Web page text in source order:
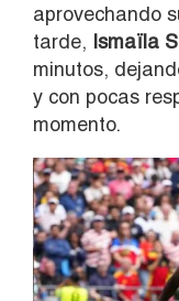
aprovechando
tarde, Ismaïla
minutos,
y con pocas
momento.